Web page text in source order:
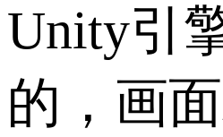
Unity引
的，画